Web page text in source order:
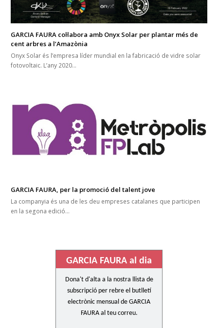
GARCIA FAURA col·labora amb Onyx Solar per plantar més de
cent arbres a l’Amazònia
Onyx Solar és l’empresa líder mundial en la fabricació de vidre solar
fotovoltaic. L’any 2020…
GARCIA FAURA, per la promoció del talent jove
La companyia és una de les deu empreses catalanes que participen
en la segona edició…
GARCIA FAURA al dia
Dona't d'alta a la nostra llista de
subscripció per rebre el butlletí
electrònic mensual de GARCIA
FAURA al teu correu.